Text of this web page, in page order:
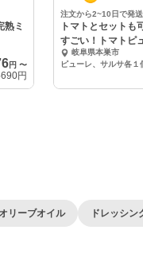
熟ミ
円 〜
690円
注文から2~10日で発送
トマトとセットも
すごい！トマトピ
サ 岐阜県本巣市
リーブオイル ドレッシン